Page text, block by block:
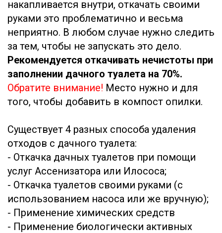
накапливается внутри, откачать своими
руками это проблематично и весьма
неприятно. В любом случае нужно следить
за тем, чтобы не запускать это дело.
Рекомендуется откачивать нечистоты при
заполнении дачного туалета на 70%.
Обратите внимание! Место нужно и для
того, чтобы добавить в компост опилки.
Существует 4 разных способа удаления
отходов с дачного туалета:
- Откачка дачных туалетов при помощи
услуг Ассенизатора или Илососа;
- Откачка туалетов своими руками (с
использованием насоса или же вручную);
- Применение химических средств
- Применение биологически активных